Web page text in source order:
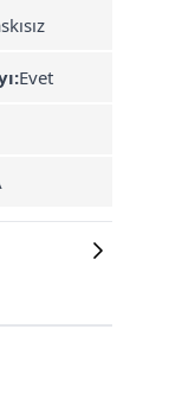
Evet